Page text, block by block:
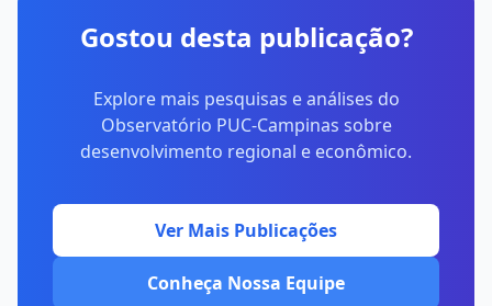
Gostou desta publicação?
Explore mais pesquisas e análises do
Observatório PUC-Campinas sobre
desenvolvimento regional e econômico.
Ver Mais Publicações
Conheça Nossa Equipe